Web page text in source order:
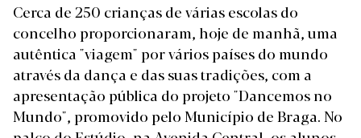
Cerca de 250 crianças de várias escolas do
concelho proporcionaram, hoje de manhã, uma
autêntica "viagem" por vários países do mundo
através da dança e das suas tradições, com a
apresentação pública do projeto "Dancemos no
Mundo", promovido pelo Município de Braga. No